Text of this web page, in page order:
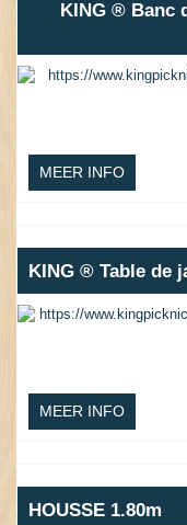
KING ® Banc
MEER INFO
KING ® Table de
MEER INFO
HOUSSE 1.80m